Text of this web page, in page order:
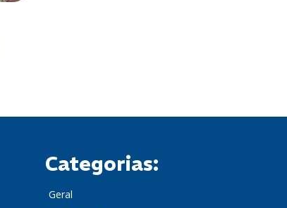
Categorias:
Geral